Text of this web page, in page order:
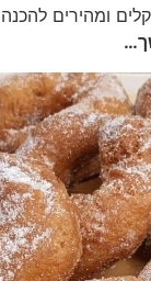
ומהירים להכנה